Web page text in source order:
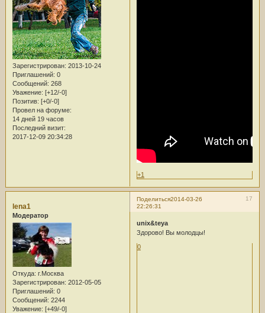
Зарегистрирован: 2013-10-24
Приглашений: 0
Сообщений: 268
Уважение: [+12/-0]
Позитив: [+0/-0]
Провел на форуме:
14 дней 19 часов
Последний визит:
2017-12-09 20:34:28
+1
Поделиться 17
2014-03-26
22:26:31
lena1
Модератор
Откуда: г.Москва
Зарегистрирован: 2012-05-05
Приглашений: 0
Сообщений: 2244
Уважение: [+49/-0]
unix&teya
Здорово! Вы молодцы!
0